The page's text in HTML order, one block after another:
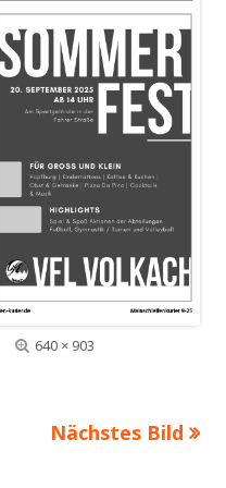
Volle
640 × 903
Nächstes Bild